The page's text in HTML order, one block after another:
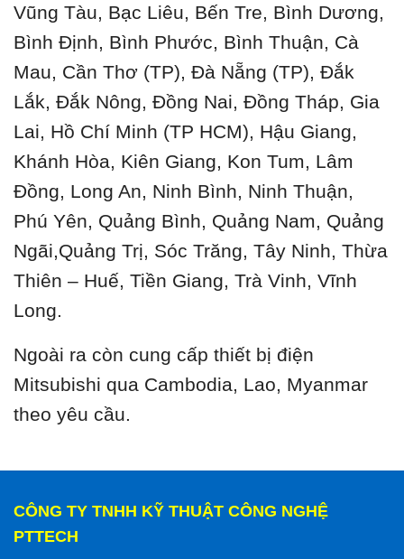
Vũng Tàu, Bạc Liêu, Bến Tre, Bình Dương,
Bình Định, Bình Phước, Bình Thuận, Cà
Mau, Cần Thơ (TP), Đà Nẵng (TP), Đắk
Lắk, Đắk Nông, Đồng Nai, Đồng Tháp, Gia
Lai, Hồ Chí Minh (TP HCM), Hậu Giang,
Khánh Hòa, Kiên Giang, Kon Tum, Lâm
Đồng, Long An, Ninh Bình, Ninh Thuận,
Phú Yên, Quảng Bình, Quảng Nam, Quảng
Ngãi,Quảng Trị, Sóc Trăng, Tây Ninh, Thừa
Thiên – Huế, Tiền Giang, Trà Vinh, Vĩnh
Long.
Ngoài ra còn cung cấp thiết bị điện
Mitsubishi qua Cambodia, Lao, Myanmar
theo yêu cầu.
CÔNG TY TNHH KỸ THUẬT CÔNG NGHỆ
PTTECH